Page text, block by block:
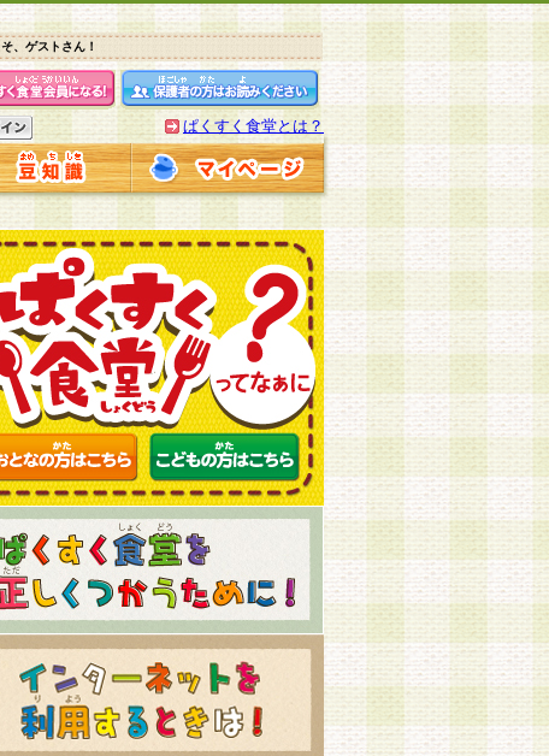
、ゲストさん！
ぱくすく食堂とは？